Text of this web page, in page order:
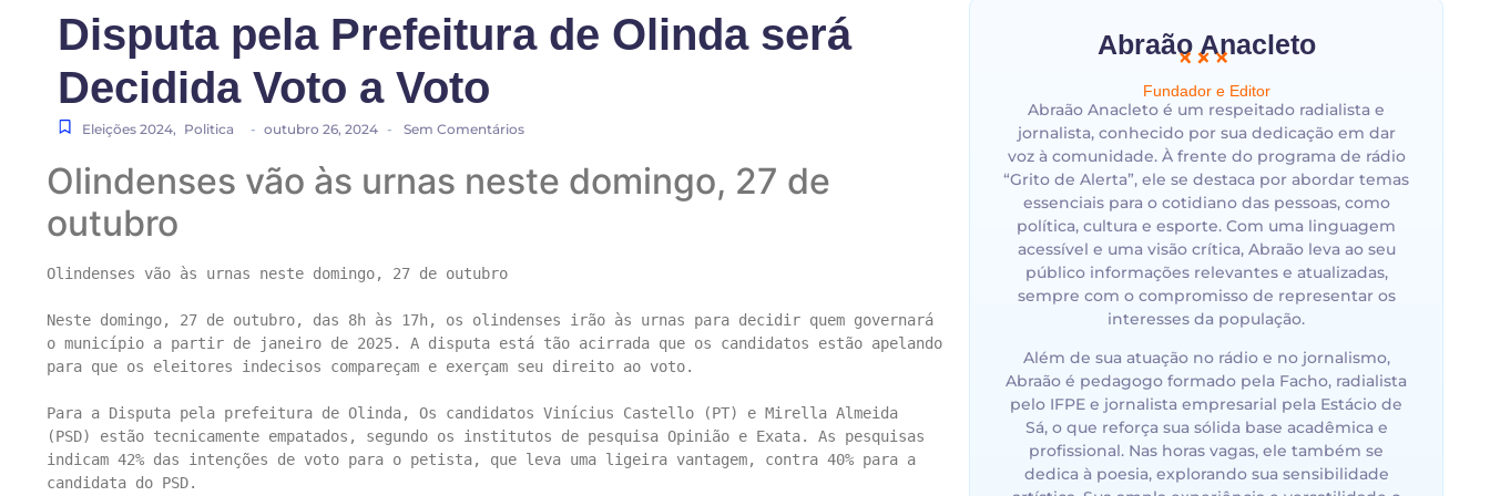
Disputa pela Prefeitura de Olinda será
Decidida Voto a Voto
Eleições 2024, Politica - outubro 26, 2024 - Sem Comentários
Olindenses vão às urnas neste domingo, 27 de
outubro
Olindenses vão às urnas neste domingo, 27 de outubro
Neste domingo, 27 de outubro, das 8h às 17h, os olindenses irão às urnas para decidir quem governará
o município a partir de janeiro de 2025. A disputa está tão acirrada que os candidatos estão apelando
para que os eleitores indecisos compareçam e exerçam seu direito ao voto.
Para a Disputa pela prefeitura de Olinda, Os candidatos Vinícius Castello (PT) e Mirella Almeida
(PSD) estão tecnicamente empatados, segundo os institutos de pesquisa Opinião e Exata. As pesquisas
indicam 42% das intenções de voto para o petista, que leva uma ligeira vantagem, contra 40% para a
candidata do PSD.
Abraão Anacleto​
Fundador e Editor
Abraão Anacleto é um respeitado radialista e
jornalista, conhecido por sua dedicação em dar
voz à comunidade. À frente do programa de rádio
“Grito de Alerta”, ele se destaca por abordar temas
essenciais para o cotidiano das pessoas, como
política, cultura e esporte. Com uma linguagem
acessível e uma visão crítica, Abraão leva ao seu
público informações relevantes e atualizadas,
sempre com o compromisso de representar os
interesses da população.
Além de sua atuação no rádio e no jornalismo,
Abraão é pedagogo formado pela Facho, radialista
pelo IFPE e jornalista empresarial pela Estácio de
Sá, o que reforça sua sólida base acadêmica e
profissional. Nas horas vagas, ele também se
dedica à poesia, explorando sua sensibilidade